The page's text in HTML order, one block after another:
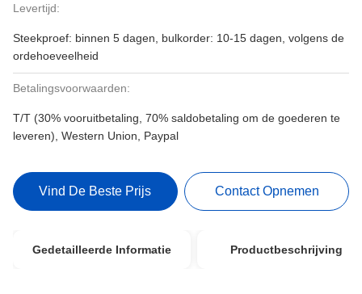
Levertijd:
Steekproef: binnen 5 dagen, bulkorder: 10-15 dagen, volgens de
ordehoeveelheid
Betalingsvoorwaarden:
T/T (30% vooruitbetaling, 70% saldobetaling om de goederen te
leveren), Western Union, Paypal
Vind De Beste Prijs Contact Opnemen
Gedetailleerde Informatie Productbeschrijving